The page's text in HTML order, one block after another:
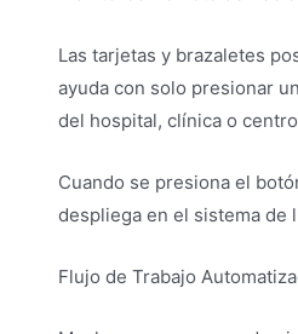
Las tarjetas y brazaletes
ayuda con solo presionar
del hospital, clínica o
Cuando se presiona el
despliega en el sistema de
Flujo de Trabajo